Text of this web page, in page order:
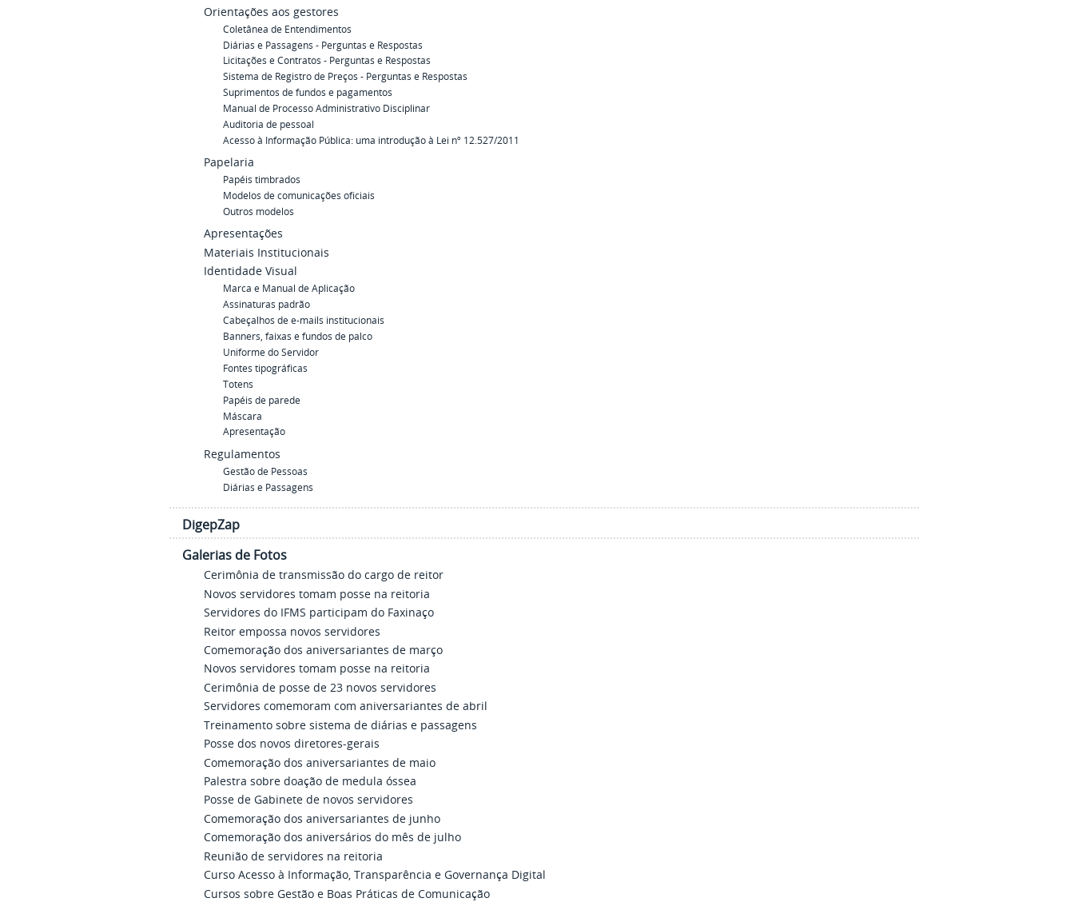
Orientações aos gestores
Coletânea de Entendimentos
Diárias e Passagens - Perguntas e Respostas
Licitações e Contratos - Perguntas e Respostas
Sistema de Registro de Preços - Perguntas e Respostas
Suprimentos de fundos e pagamentos
Manual de Processo Administrativo Disciplinar
Auditoria de pessoal
Acesso à Informação Pública: uma introdução à Lei nº 12.527/2011
Papelaria
Papéis timbrados
Modelos de comunicações oficiais
Outros modelos
Apresentações
Materiais Institucionais
Identidade Visual
Marca e Manual de Aplicação
Assinaturas padrão
Cabeçalhos de e-mails institucionais
Banners, faixas e fundos de palco
Uniforme do Servidor
Fontes tipográficas
Totens
Papéis de parede
Máscara
Apresentação
Regulamentos
Gestão de Pessoas
Diárias e Passagens
DigepZap
Galerias de Fotos
Cerimônia de transmissão do cargo de reitor
Novos servidores tomam posse na reitoria
Servidores do IFMS participam do Faxinaço
Reitor empossa novos servidores
Comemoração dos aniversariantes de março
Novos servidores tomam posse na reitoria
Cerimônia de posse de 23 novos servidores
Servidores comemoram com aniversariantes de abril
Treinamento sobre sistema de diárias e passagens
Posse dos novos diretores-gerais
Comemoração dos aniversariantes de maio
Palestra sobre doação de medula óssea
Posse de Gabinete de novos servidores
Comemoração dos aniversariantes de junho
Comemoração dos aniversários do mês de julho
Reunião de servidores na reitoria
Curso Acesso à Informação, Transparência e Governança Digital
Cursos sobre Gestão e Boas Práticas de Comunicação